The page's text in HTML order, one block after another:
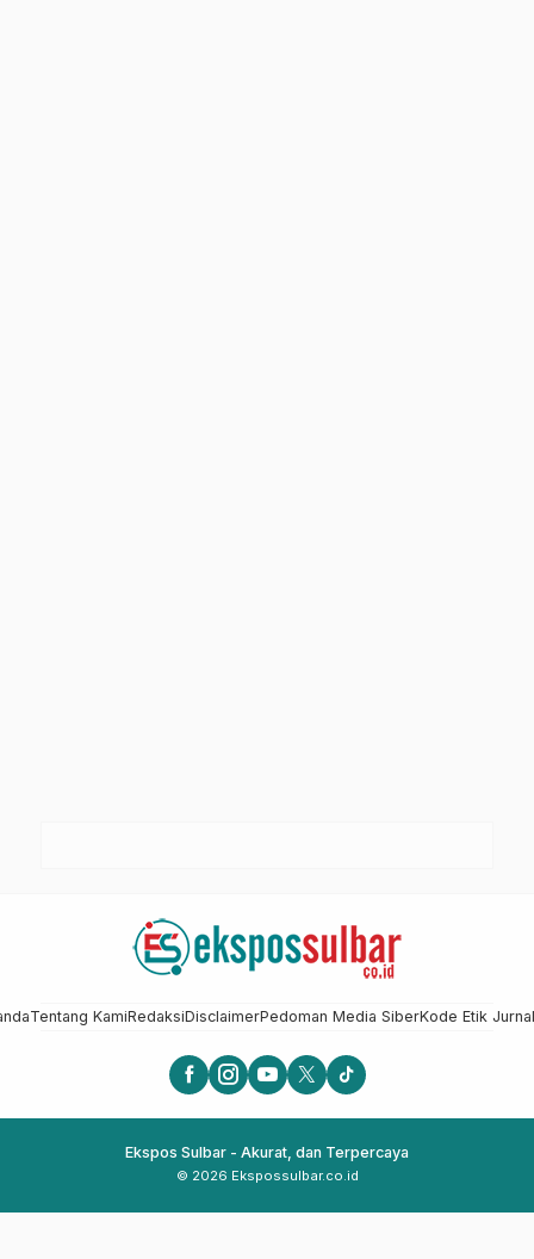
Tentang KamiRedaksiDisclaimerPedoman Media SiberKode Etik
Ekspos Sulbar - Akurat, dan Terpercaya
© 2026 Ekspossulbar.co.id